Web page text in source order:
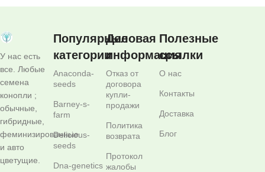
У нас есть
все. Любые
семена
конопли ;
обычные,
гибридные,
феминизированные
и авто
цветущие.
Популярные
категории
Anaconda-
seeds
Barney-s-
farm
Delicious-
seeds
Dna-genetics
Деловая
информация
Отказ от
договора
купли-
продажи
Политика
возврата
Протокол
жалобы
Полезные
ссылки
О нас
Контакты
Доставка
Блог